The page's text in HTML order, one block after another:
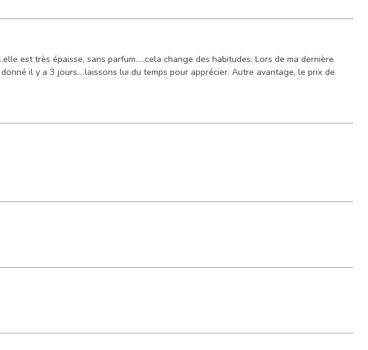
est très épaisse, sans parfum.....cela change des habitudes. Lors de ma dernière
il y a 3 jours....laissons lui du temps pour apprécier. Autre avantage, le prix de